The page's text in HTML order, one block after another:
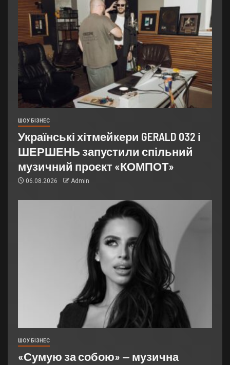
ШОУ БІЗНЕС
Українські хітмейкери GERALD 032 і
ШЕРШЕНЬ запустили спільний
музичний проєкт «КОМПОТ»
06.08.2026 Admin
ШОУ БІЗНЕС
«Сумую за собою» — музична